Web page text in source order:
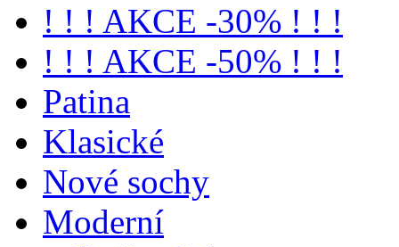
! ! ! AKCE -30% ! ! !
! ! ! AKCE -50% ! ! !
Patina
Klasické
Nové sochy
Moderní